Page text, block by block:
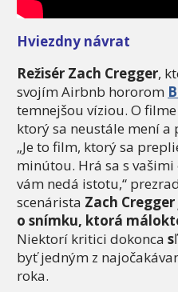
Hviezdny návrat
Režisér Zach Cregger,
svojím Airbnb hororom
temnejšou víziou. O
ktorý sa neustále mení a
„Je to film, ktorý sa
minútou. Hrá sa s
vám nedá istotu,“
scenárista Zach
o snímku, ktorá
Niektorí kritici dokonca s
byť jedným z
roka.